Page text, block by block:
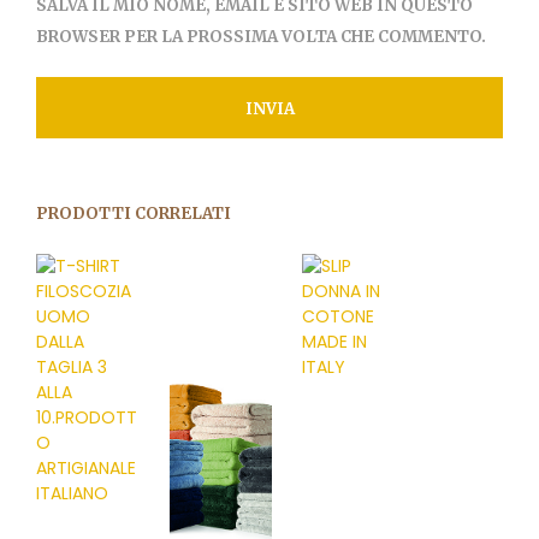
SALVA IL MIO NOME, EMAIL E SITO WEB IN QUESTO
BROWSER PER LA PROSSIMA VOLTA CHE COMMENTO.
PRODOTTI CORRELATI